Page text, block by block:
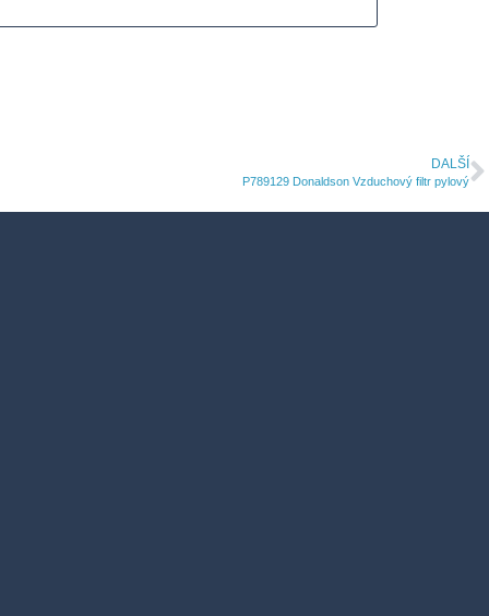
DALŠÍ
P789129 Donaldson Vzduchový filtr pylový